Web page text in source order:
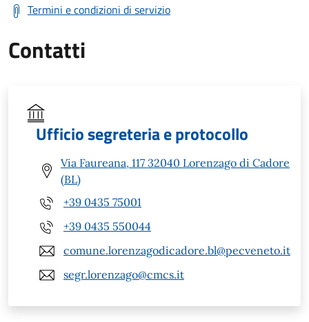
Termini e condizioni di servizio
Contatti
Ufficio segreteria e protocollo
Via Faureana, 117 32040 Lorenzago di Cadore
(BL)
+39 0435 75001
+39 0435 550044
comune.lorenzagodicadore.bl@pecveneto.it
segr.lorenzago@cmcs.it